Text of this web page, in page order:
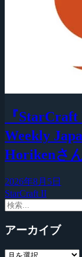
『
Weekly
Horikenさ
2026年8月5日
StarCraft II
アーカイブ